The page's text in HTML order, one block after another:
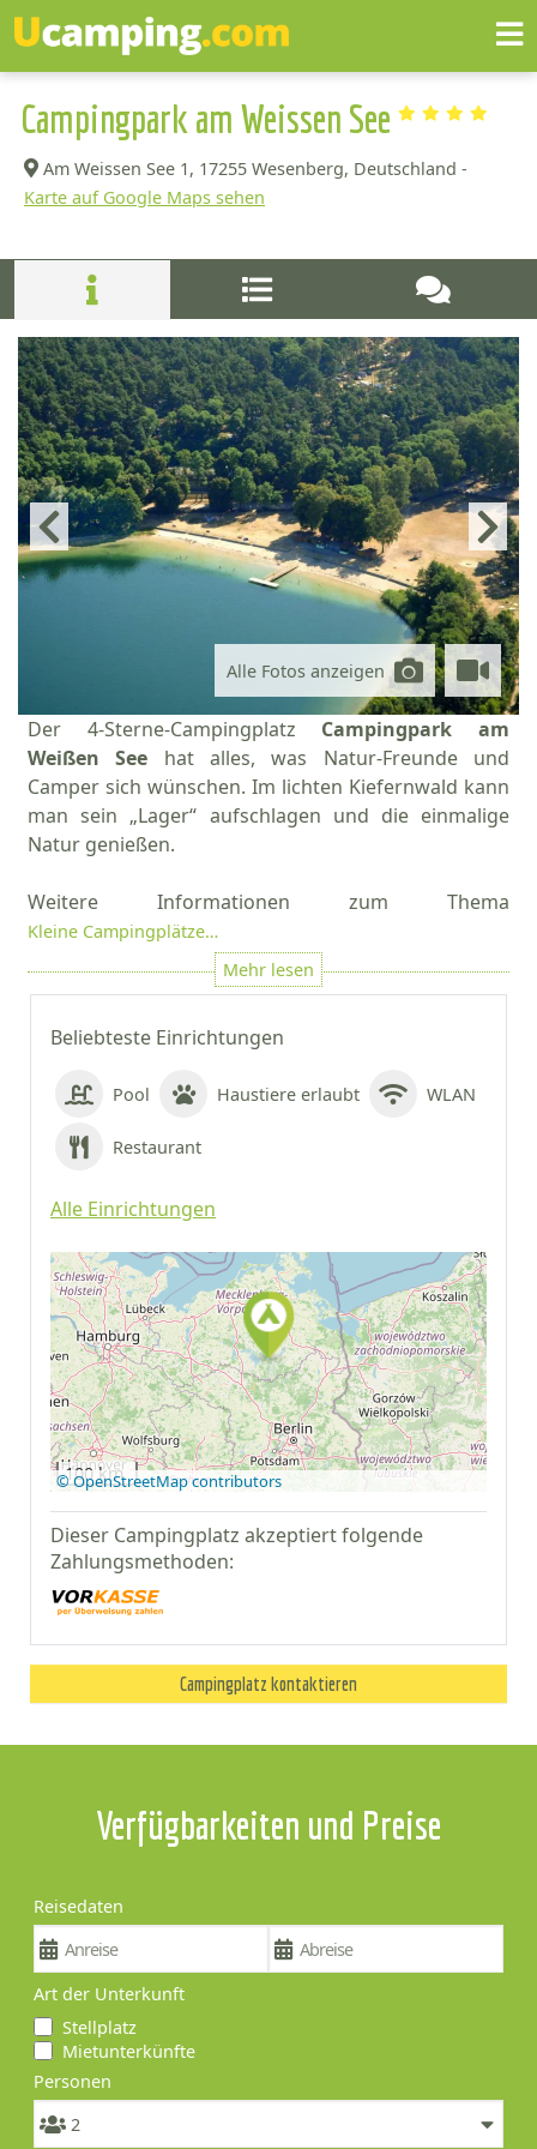
Campingpark am Weissen See
Am Weissen See 1, 17255 Wesenberg, Deutschland -
Karte auf Google Maps sehen
Beliebteste Einrichtungen
Pool Haustiere erlaubt WLAN
Restaurant
Alle Einrichtungen
Auf Google Maps
anzeigen
100 km
© OpenStreetMap contributors
Dieser Campingplatz akzeptiert folgende
Zahlungsmethoden:
Campingplatz kontaktieren
Alle Fotos anzeigen
Der 4-Sterne-Campingplatz Campingpark am
Weißen See hat alles, was Natur-Freunde und
Camper sich wünschen. Im lichten Kiefernwald kann
man sein „Lager“ aufschlagen und die einmalige
Natur genießen.
Weitere Informationen zum Thema
Kleine Campingplätze…
Verfügbarkeiten und Preise
Reisedaten
Art der Unterkunft
Stellplatz
Mietunterkünfte
Personen